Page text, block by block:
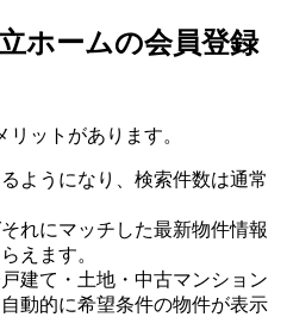
ホームの会員登録
ットがあります。
ようになり、検索件数は通常
れにマッチした最新物件情報
えます。
建て・土地・中古マンション
動的に希望条件の物件が表示